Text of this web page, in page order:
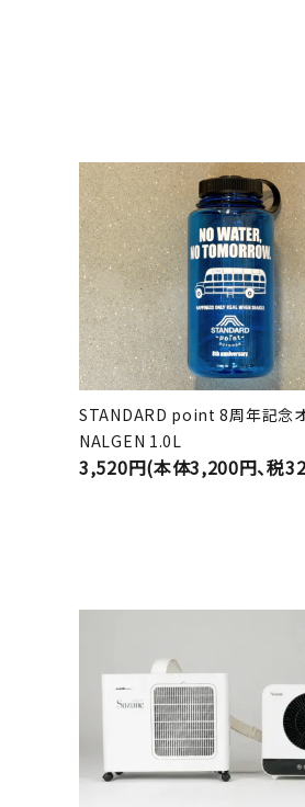
STANDARD point 8周年記念
NALGEN 1.0L
3,520円(本体3,200円、税